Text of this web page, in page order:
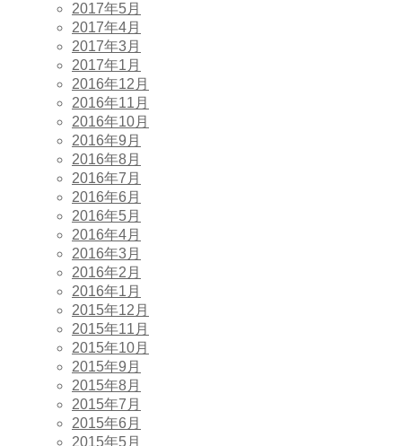
2017年5月
2017年4月
2017年3月
2017年1月
2016年12月
2016年11月
2016年10月
2016年9月
2016年8月
2016年7月
2016年6月
2016年5月
2016年4月
2016年3月
2016年2月
2016年1月
2015年12月
2015年11月
2015年10月
2015年9月
2015年8月
2015年7月
2015年6月
2015年5月